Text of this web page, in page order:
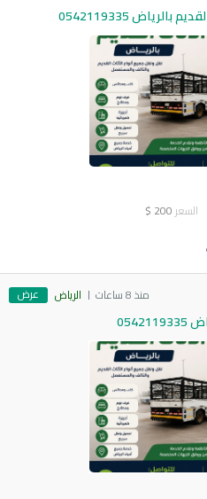
0542119335
السعر 200
$
منذ 8 ساعات الرياض عرض